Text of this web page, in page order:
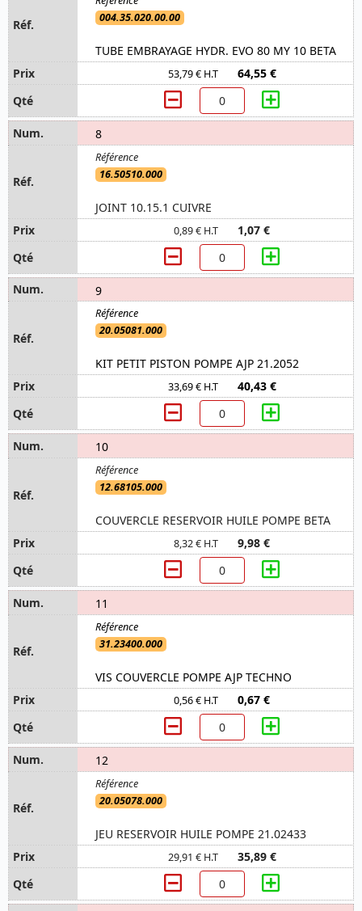
004.35.020.00.00
TUBE EMBRAYAGE HYDR. EVO 80 MY 10 BETA
53,79 € H.T 64,55 €
8
16.50510.000
JOINT 10.15.1 CUIVRE
0,89 € H.T 1,07 €
9
20.05081.000
KIT PETIT PISTON POMPE AJP 21.2052
33,69 € H.T 40,43 €
10
12.68105.000
COUVERCLE RESERVOIR HUILE POMPE BETA
8,32 € H.T 9,98 €
11
31.23400.000
VIS COUVERCLE POMPE AJP TECHNO
0,56 € H.T 0,67 €
12
20.05078.000
JEU RESERVOIR HUILE POMPE 21.02433
29,91 € H.T 35,89 €